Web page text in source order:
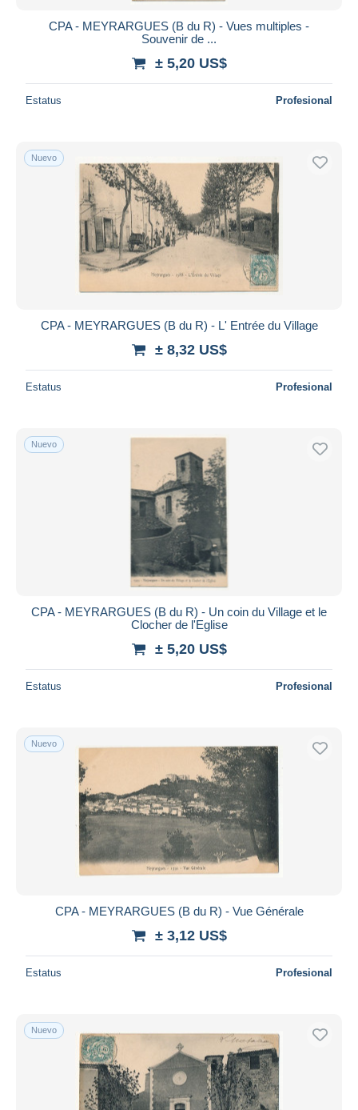
CPA - MEYRARGUES (B du R) - Vues multiples -
Souvenir de ...
± 5,20 US$
Estatus Profesional
Nuevo
CPA - MEYRARGUES (B du R) - L' Entrée du Village
± 8,32 US$
Estatus Profesional
Nuevo
CPA - MEYRARGUES (B du R) - Un coin du Village et le
Clocher de l'Eglise
± 5,20 US$
Estatus Profesional
Nuevo
CPA - MEYRARGUES (B du R) - Vue Générale
± 3,12 US$
Estatus Profesional
Nuevo